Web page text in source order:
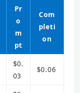
Pr
o
m
pt
Com
pleti
on
$0.
03
$0.06